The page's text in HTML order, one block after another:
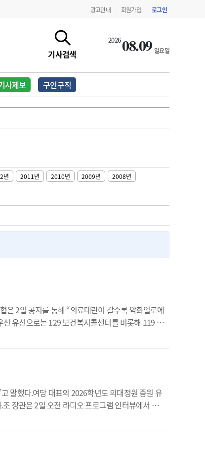
광고안내 회원가입 로그인
기사검색
202608.09 일요일
사제보 구인구직
지침·기준·평가 약제급여 심사 결과
년 2011년 2010년 2009년
2008년
은 2일 공지를 통해 “의료대란이 갈수록 악화일로에
유선으로는 129 보건복지콜센터를 비롯해 119 구
말했다.여당 대표의 2026학년도 의대정원 증원 유
장관은 2일 오전 라디오 프로그램 인터뷰에서 응
예정이다.그는 “문제는 응급실뿐만 아니라 배후